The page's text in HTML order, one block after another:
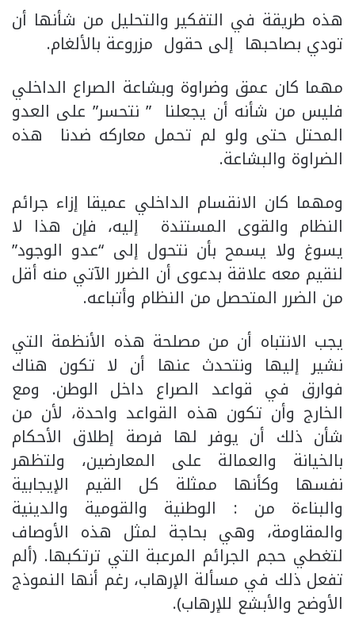
هذه طريقة في التفكير والتحليل من شأنها أن
تودي بصاحبها إلى حقول مزروعة بالألغام.
مهما كان عمق وضراوة وبشاعة الصراع الداخلي
فليس من شأنه أن يجعلنا ” نتحسر” على العدو
المحتل حتى ولو لم تحمل معاركه ضدنا هذه
الضراوة والبشاعة.
ومهما كان الانقسام الداخلي عميقا إزاء جرائم
النظام والقوى المستندة إليه، فإن هذا لا
يسوغ ولا يسمح بأن نتحول إلى “عدو الوجود”
لنقيم معه علاقة بدعوى أن الضرر الآتي منه أقل
من الضرر المتحصل من النظام وأتباعه.
يجب الانتباه أن من مصلحة هذه الأنظمة التي
نشير إليها ونتحدث عنها أن لا تكون هناك
فوارق في قواعد الصراع داخل الوطن. ومع
الخارج وأن تكون هذه القواعد واحدة، لأن من
شأن ذلك أن يوفر لها فرصة إطلاق الأحكام
بالخيانة والعمالة على المعارضين، ولتظهر
نفسها وكأنها ممثلة كل القيم الإيجابية
والبناءة من : الوطنية والقومية والدينية
والمقاومة، وهي بحاجة لمثل هذه الأوصاف
لتغطي حجم الجرائم المرعبة التي ترتكبها. (ألم
تفعل ذلك في مسألة الإرهاب، رغم أنها النموذج
الأوضح والأبشع للإرهاب).